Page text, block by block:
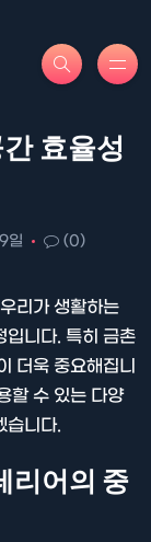
효율성
일 (0)
리가 생활하는
입니다. 특히 금촌
더욱 중요해집니
할 수 있는 다양
습니다.
리어의 중